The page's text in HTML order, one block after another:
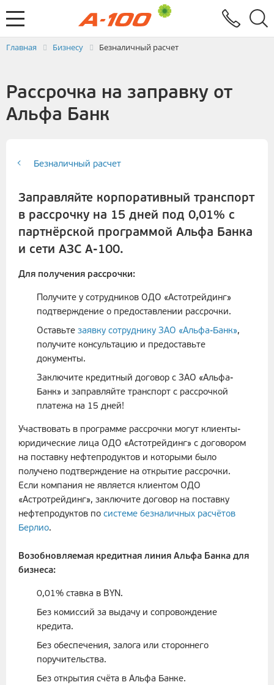
Услуги
Электронный документооборот
Заявка на выставление ЭСЧФ
Главная Бизнесу Безналичный расчет
Рассрочка на заправку от
Альфа Банк
Безналичный расчет
Заправляйте корпоративный транспорт
в рассрочку на 15 дней под 0,01% с
партнёрской программой Альфа Банка
и сети АЗС А-100.
Для получения рассрочки:
Получите у сотрудников ОДО «Астотрейдинг»
подтверждение о предоставлении рассрочки.
Оставьте заявку сотруднику ЗАО «Альфа-Банк»,
получите консультацию и предоставьте
документы.
Заключите кредитный договор с ЗАО «Альфа-
Банк» и заправляйте транспорт с рассрочкой
платежа на 15 дней!
Участвовать в программе рассрочки могут клиенты-
юридические лица ОДО «Астотрейдинг» с договором
на поставку нефтепродуктов и которыми было
получено подтверждение на открытие рассрочки.
Если компания не является клиентом ОДО
«Астротрейдинг», заключите договор на поставку
нефтепродуктов по системе безналичных расчётов
Берлио.
Возобновляемая кредитная линия Альфа Банка для
бизнеса:
0,01% ставка в BYN.
Без комиссий за выдачу и сопровождение
кредита.
Без обеспечения, залога или стороннего
поручительства.
Без открытия счёта в Альфа Банке.